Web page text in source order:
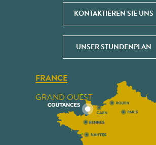
KONTAKTIEREN SIE UNS
UNSER STUNDENPLAN
FRANCE
GRAND OUEST